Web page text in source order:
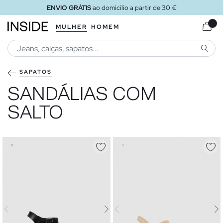
a partir de 30 €
MULHER HOMEM
SAPATOS
SANDÁLIAS COM
SALTO